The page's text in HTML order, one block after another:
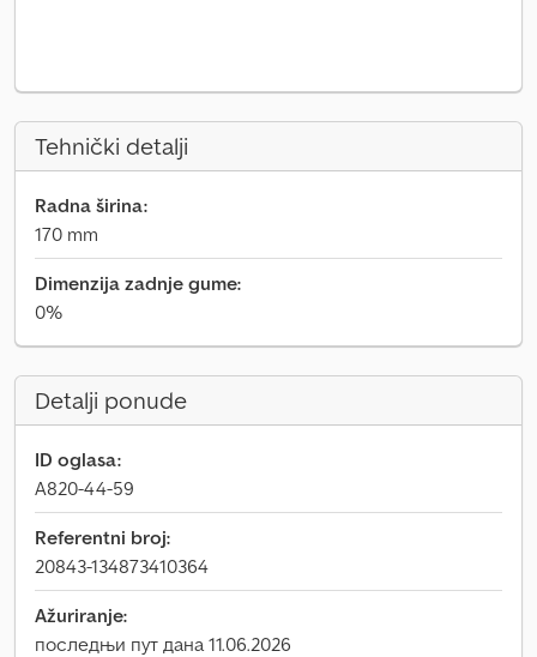
Tehnički detalji
Radna širina:
170 mm
Dimenzija zadnje gume:
0%
Detalji ponude
ID oglasa:
A820-44-59
Referentni broj:
20843-134873410364
Ažuriranje:
последњи пут дана 11.06.2026